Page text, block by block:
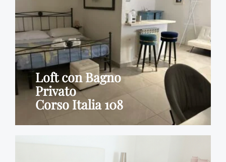
Loft con Bagno
Privato
Corso Italia 108